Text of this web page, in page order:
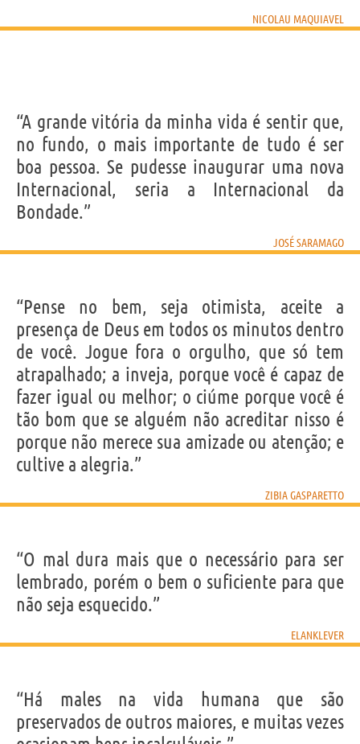
NICOLAU MAQUIAVEL
“A grande vitória da minha vida é sentir que,
no fundo, o mais importante de tudo é ser
boa pessoa. Se pudesse inaugurar uma nova
Internacional, seria a Internacional da
Bondade.”
JOSÉ SARAMAGO
“Pense no bem, seja otimista, aceite a
presença de Deus em todos os minutos dentro
de você. Jogue fora o orgulho, que só tem
atrapalhado; a inveja, porque você é capaz de
fazer igual ou melhor; o ciúme porque você é
tão bom que se alguém não acreditar nisso é
porque não merece sua amizade ou atenção; e
cultive a alegria.”
ZIBIA GASPARETTO
“O mal dura mais que o necessário para ser
lembrado, porém o bem o suficiente para que
não seja esquecido.”
ELANKLEVER
“Há males na vida humana que são
preservados de outros maiores, e muitas vezes